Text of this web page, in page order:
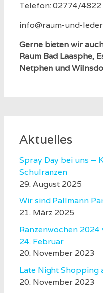
Telefon: 02774/4822
info@raum-und-
Gerne bieten wir
Raum Bad Laasphe,
Netphen und
Aktuelles
Spray Day bei uns –
Schulranzen
29. August 2025
Wir sind Pallmann
21. März 2025
Ranzenwochen 2024
24. Februar
20. November 2023
Late Night Shopping
20. November 2023